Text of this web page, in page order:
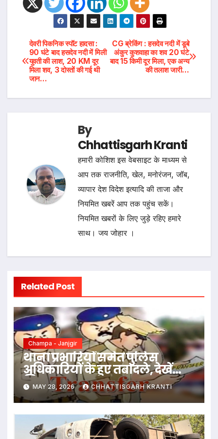
Post
navigation
CG ब्रेकिंग : हसदेव नदी में डूबे
अंकुर कुशवाहा का शव 20 घंटे
बाद 15 किमी दूर मिला, एक अन्य
की तलाश जारी…
देवरी पिकनिक स्पॉट हादसा :
90 घंटे बाद हसदेव नदी में मिली
युवती की लाश, 20 KM दूर
मिला शव, 3 दोस्तों की गई थी
जान…
By
Chhattisgarh Kranti
हमारी कोशिश इस वेबसाइट के माध्यम से
आप तक राजनीति, खेल, मनोरंजन, जॉब,
व्यापार देश विदेश इत्यादि की ताजा और
नियमित खबरें आप तक पहुंच सकें।
नियमित खबरों के लिए जुड़े रहिए हमारे
साथ। जय जोहार ।
Related Post
Champa - Janjgir
थाना प्रभारियों समेत पुलिस
अधिकारियों के हुए तबादले, देखें
लिस्ट
MAY 28, 2026 CHHATTISGARH KRANTI